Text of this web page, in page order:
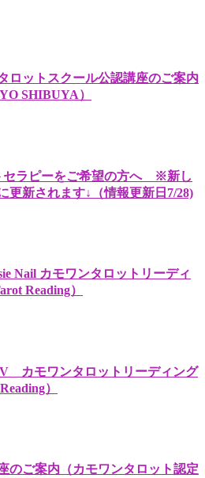
ロットスクール公認講座のご案内
SHIBUYA）
セラピーをご希望の方へ ※新し
更新されます↓（情報更新日7/28)
Nail カモワンタロットリーディ
Reading）
カモワンタロットリーディング
）
のご案内（カモワンタロット認定